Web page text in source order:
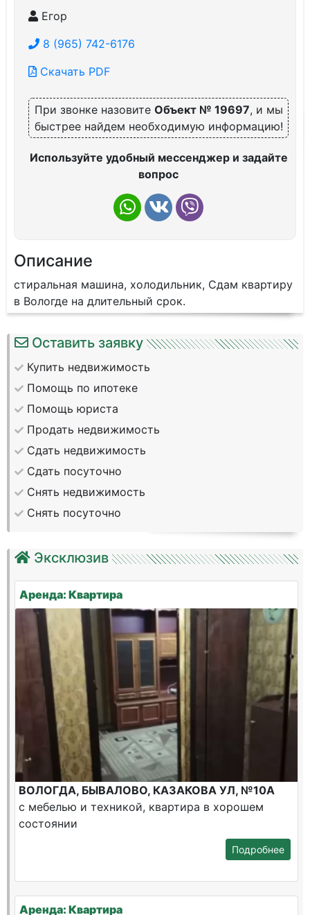
Егор
8 (965) 742-6176
Скачать PDF
При звонке назовите Объект № 19697, и мы
быстрее найдем необходимую информацию!
Используйте удобный мессенджер и задайте
вопрос
Описание
стиральная машина, холодильник, Сдам квартиру
в Вологде на длительный срок.
Оставить заявку
Купить недвижимость
Помощь по ипотеке
Помощь юриста
Продать недвижимость
Сдать недвижимость
Сдать посуточно
Снять недвижимость
Снять посуточно
Эксклюзив
Аренда: Квартира
ВОЛОГДА, БЫВАЛОВО, КАЗАКОВА УЛ, №10А
с мебелью и техникой, квартира в хорошем
состоянии
Подробнее
Аренда: Квартира